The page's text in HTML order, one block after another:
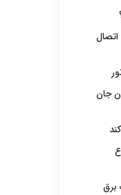
اتصال
جان